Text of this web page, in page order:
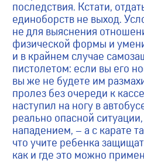
последствия. Кстати,
единоборств не выход.
не для выяснения
физической формы и
и в крайнем случае
пистолетом: если вы его
вы же не будете им
пролез без очереди к
наступил на ногу в
реально опасной
нападением, – а с карате
что учите ребенка
как и где это можно